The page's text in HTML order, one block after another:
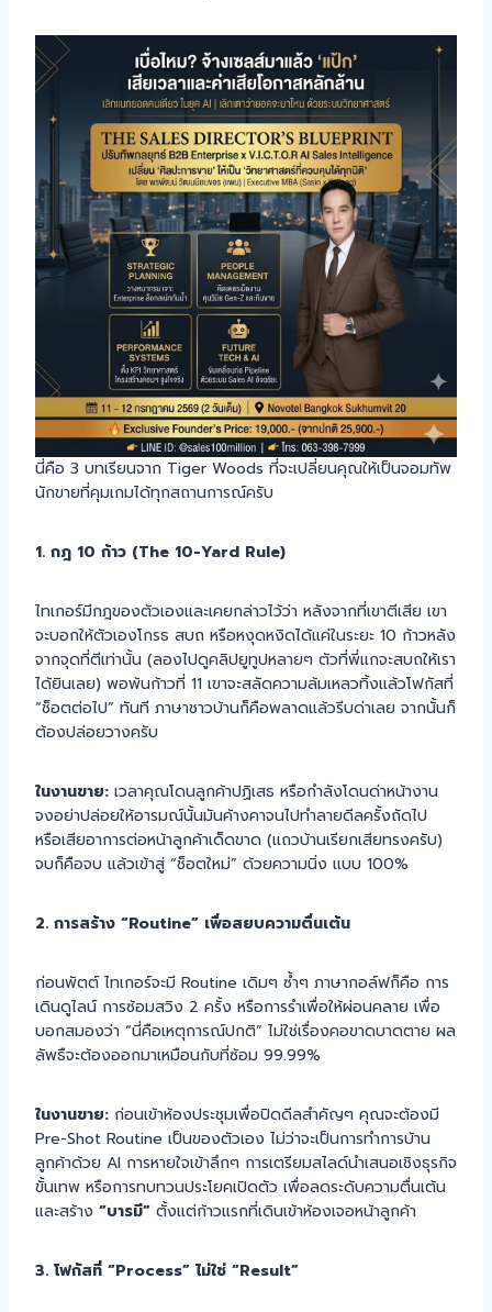
นี่คือ 3 บทเรียนจาก Tiger Woods ที่จะเปลี่ยนคุณให้เป็นจอมทัพ
นักขายที่คุมเกมได้ทุกสถานการณ์ครับ
1. กฎ 10 ก้าว (The 10-Yard Rule)
ไทเกอร์มีกฎของตัวเองและเคยกล่าวไว้ว่า หลังจากที่เขาตีเสีย เขา
จะบอกให้ตัวเองโกรธ สบถ หรือหงุดหงิดได้แค่ในระยะ 10 ก้าวหลัง
จากจุดที่ตีเท่านั้น (ลองไปดูคลิปยูทูปหลายๆ ตัวที่พี่แกจะสบถให้เรา
ได้ยินเลย) พอพ้นก้าวที่ 11 เขาจะสลัดความล้มเหลวทิ้งแล้วโฟกัสที่
“ช็อตต่อไป” ทันที ภาษาชาวบ้านก็คือพลาดแล้วรีบด่าเลย จากนั้นก็
ต้องปล่อยวางครับ
ในงานขาย: เวลาคุณโดนลูกค้าปฏิเสธ หรือกำลังโดนด่าหน้างาน
จงอย่าปล่อยให้อารมณ์นั้นมันค้างคาจนไปทำลายดีลครั้งถัดไป
หรือเสียอาการต่อหน้าลูกค้าเด็ดขาด (แถวบ้านเรียกเสียทรงครับ)
จบก็คือจบ แล้วเข้าสู่ “ช็อตใหม่” ด้วยความนิ่ง แบบ 100%
2. การสร้าง “Routine” เพื่อสยบความตื่นเต้น
ก่อนพัตต์ ไทเกอร์จะมี Routine เดิมๆ ซ้ำๆ ภาษากอล์ฟก็คือ การ
เดินดูไลน์ การซ้อมสวิง 2 ครั้ง หรือการรำเพื่อให้ผ่อนคลาย เพื่อ
บอกสมองว่า “นี่คือเหตุการณ์ปกติ” ไม่ใช่เรื่องคอขาดบาดตาย ผล
ลัพธืจะต้องออกมาเหมือนกับที่ซ้อม 99.99%
ในงานขาย: ก่อนเข้าห้องประชุมเพื่อปิดดีลสำคัญๆ คุณจะต้องมี
Pre-Shot Routine เป็นของตัวเอง ไม่ว่าจะเป็นการทำการบ้าน
ลูกค้าด้วย AI การหายใจเข้าลึกๆ การเตรียมสไลด์นำเสนอเชิงธุรกิจ
ขั้นเทพ หรือการทบทวนประโยคเปิดตัว เพื่อลดระดับความตื่นเต้น
และสร้าง “บารมี” ตั้งแต่ก้าวแรกที่เดินเข้าห้องเจอหน้าลูกค้า
3. โฟกัสที่ “Process” ไม่ใช่ “Result”